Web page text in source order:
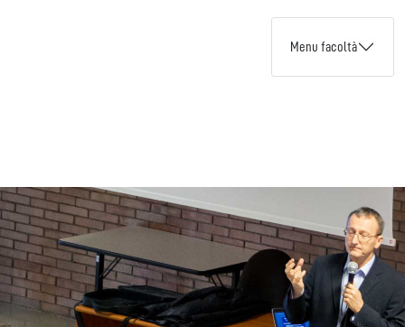
Menu facoltà